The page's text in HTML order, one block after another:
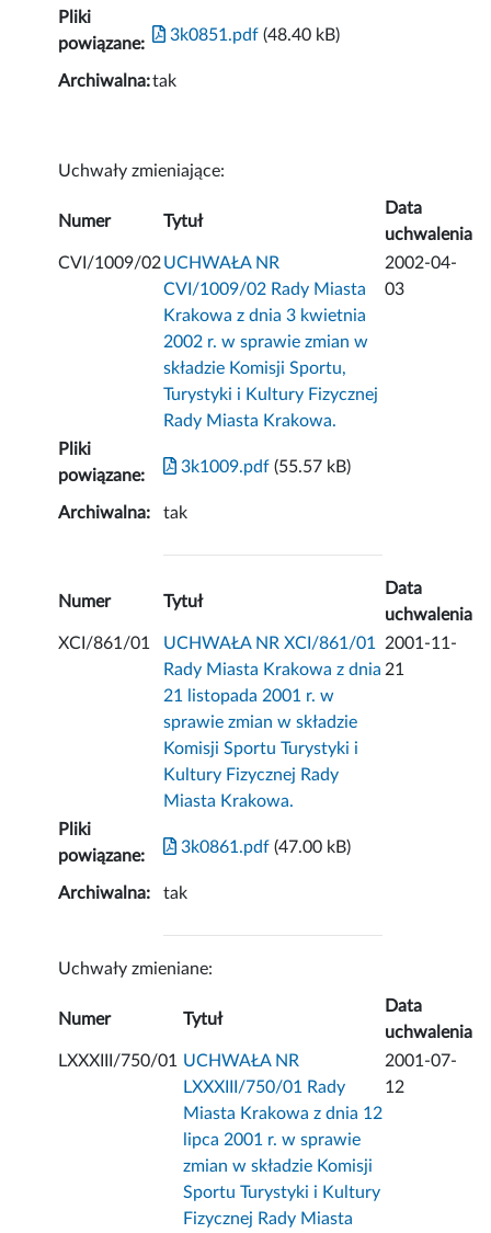
Pliki
powiązane:
3k0851.pdf (48.40 kB)
Archiwalna:tak
Uchwały zmieniające:
Numer Tytuł
Data
uchwalenia
CVI/1009/02UCHWAŁA NR
CVI/1009/02 Rady Miasta
Krakowa z dnia 3 kwietnia
2002 r. w sprawie zmian w
składzie Komisji Sportu,
Turystyki i Kultury Fizycznej
Rady Miasta Krakowa.
2002-04-
03
Pliki
powiązane:
3k1009.pdf (55.57 kB)
Archiwalna: tak
Numer Tytuł
Data
uchwalenia
XCI/861/01
UCHWAŁA NR XCI/861/01
Rady Miasta Krakowa z dnia
21 listopada 2001 r. w
sprawie zmian w składzie
Komisji Sportu Turystyki i
Kultury Fizycznej Rady
Miasta Krakowa.
2001-11-
21
Pliki
powiązane:
3k0861.pdf (47.00 kB)
Archiwalna: tak
Uchwały zmieniane:
Numer Tytuł
Data
uchwalenia
LXXXIII/750/01
UCHWAŁA NR
LXXXIII/750/01 Rady
Miasta Krakowa z dnia 12
lipca 2001 r. w sprawie
zmian w składzie Komisji
Sportu Turystyki i Kultury
Fizycznej Rady Miasta
2001-07-
12